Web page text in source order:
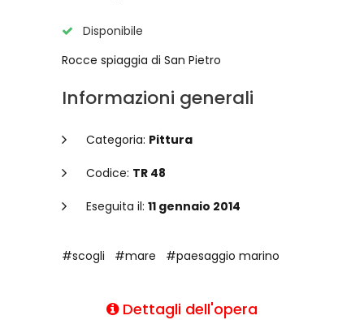
Disponibile
Rocce spiaggia di San Pietro
Informazioni generali
Categoria: Pittura
Codice: TR 48
Eseguita il: 11 gennaio 2014
#scogli #mare #paesaggio marino
Dettagli dell'opera